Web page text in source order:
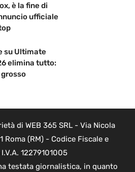
è la fine di
ufficiale
su Ultimate
elimina tutto:
di WEB 365 SRL - Via Nicola
Roma (RM) - Codice Fiscale e
12279101005
testata giornalistica, in quanto